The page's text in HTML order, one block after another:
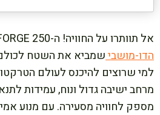
אל תוותרו על החוויה! ה-FORGE 250 זה
הדו-מושבישמביא את השטח
למי שרוצים להיכנס לעולם
מרחב ישיבה גדול ונוח, עמידות